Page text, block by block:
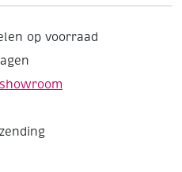
op voorraad
showroom